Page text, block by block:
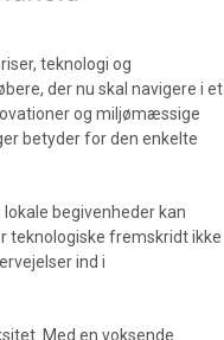
teknologi og
der nu skal navigere i et
og miljømæssige
betyder for den enkelte
begivenheder kan
teknologiske fremskridt ikke
ind i
Med en voksende